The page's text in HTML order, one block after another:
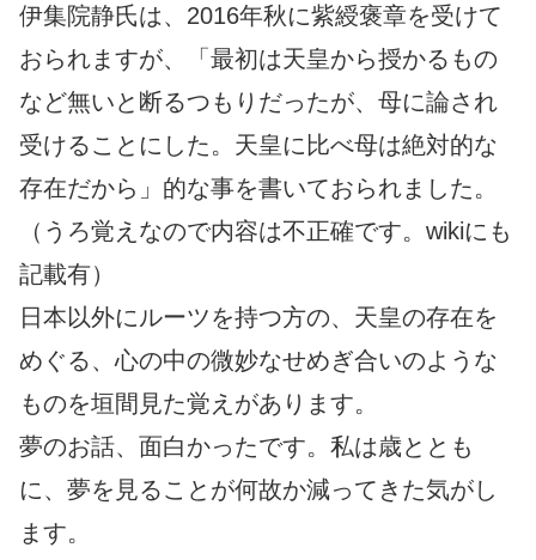
伊集院静氏は、2016年秋に紫綬褒章を受けて
おられますが、「最初は天皇から授かるもの
など無いと断るつもりだったが、母に論され
受けることにした。天皇に比べ母は絶対的な
存在だから」的な事を書いておられました。
（うろ覚えなので内容は不正確です。wikiにも
記載有）
日本以外にルーツを持つ方の、天皇の存在を
めぐる、心の中の微妙なせめぎ合いのような
ものを垣間見た覚えがあります。
夢のお話、面白かったです。私は歳ととも
に、夢を見ることが何故か減ってきた気がし
ます。